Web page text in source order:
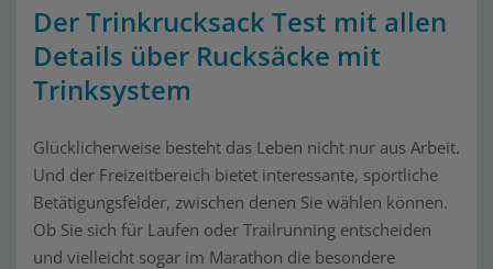
Der Trinkrucksack Test mit allen
Details über Rucksäcke mit
Trinksystem
Glücklicherweise besteht das Leben nicht nur aus Arbeit.
Und der Freizeitbereich bietet interessante, sportliche
Betätigungsfelder, zwischen denen Sie wählen können.
Ob Sie sich für Laufen oder Trailrunning entscheiden
und vielleicht sogar im Marathon die besondere